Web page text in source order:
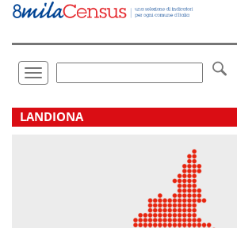
Vai
direttamente
Toggle
navigation
LANDIONA